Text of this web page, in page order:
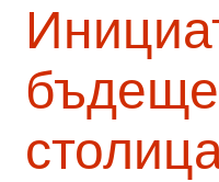
бъдеще